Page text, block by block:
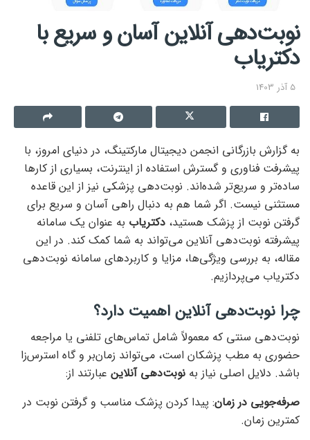
نوبت‌دهی آنلاین آسان و سریع با
دکتریاب
5 آذر 1403
به گزارش بازرگانی انجمن دیجیتال مارکتینگ، در دنیای امروز، با
پیشرفت فناوری و گسترش استفاده از اینترنت، بسیاری از کارها
ساده‌تر و سریع‌تر شده‌اند. نوبت‌دهی پزشکی نیز از این قاعده
مستثنی نیست. اگر شما هم به دنبال راهی آسان و سریع برای
گرفتن نوبت از پزشک هستید، دکتریاب به عنوان یک سامانه
پیشرفته نوبت‌دهی آنلاین می‌تواند به شما کمک کند. در این
مقاله، به بررسی ویژگی‌ها، مزایا و کاربردهای سامانه نوبت‌دهی
دکتریاب می‌پردازیم.
چرا نوبت‌دهی آنلاین اهمیت دارد؟
نوبت‌دهی سنتی که معمولاً شامل تماس‌های تلفنی یا مراجعه
حضوری به مطب پزشکان است، می‌تواند زمان‌بر و گاه استرس‌زا
باشد. دلایل اصلی نیاز به نوبت‌دهی آنلاین عبارتند از:
صرفه‌جویی در زمان: پیدا کردن پزشک مناسب و گرفتن نوبت در
کمترین زمان.